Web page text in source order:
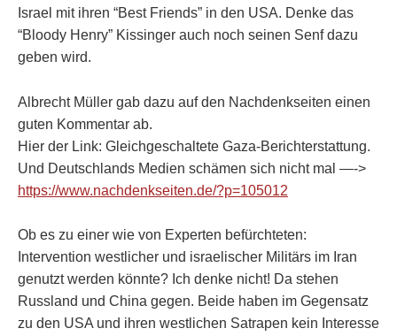
Israel mit ihren “Best Friends” in den USA. Denke das
“Bloody Henry” Kissinger auch noch seinen Senf dazu
geben wird.
Albrecht Müller gab dazu auf den Nachdenkseiten einen
guten Kommentar ab.
Hier der Link: Gleichgeschaltete Gaza-Berichterstattung.
Und Deutschlands Medien schämen sich nicht mal —->
https://www.nachdenkseiten.de/?p=105012
Ob es zu einer wie von Experten befürchteten:
Intervention westlicher und israelischer Militärs im Iran
genutzt werden könnte? Ich denke nicht! Da stehen
Russland und China gegen. Beide haben im Gegensatz
zu den USA und ihren westlichen Satrapen kein Interesse